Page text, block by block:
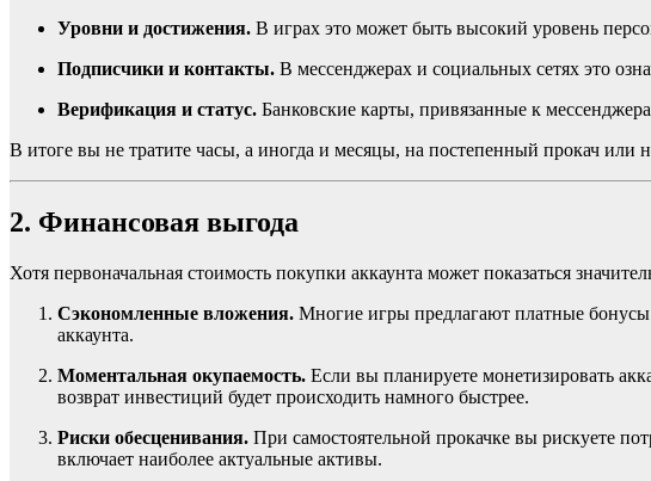
Уровни и достижения. В играх это может быть высокий уровень
Подписчики и контакты. В мессенджерах и социальных сетях это
Верификация и статус. Банковские карты, привязанные к
В итоге вы не тратите часы, а иногда и месяцы, на постепенный прокач или
2. Финансовая выгода
Хотя первоначальная стоимость покупки аккаунта может показаться
Сэкономленные вложения. Многие игры предлагают платные бонусы
аккаунта.
Моментальная окупаемость. Если вы планируете монетизировать
возврат инвестиций будет происходить намного быстрее.
Риски обесценивания. При самостоятельной прокачке вы рискуете
включает наиболее актуальные активы.